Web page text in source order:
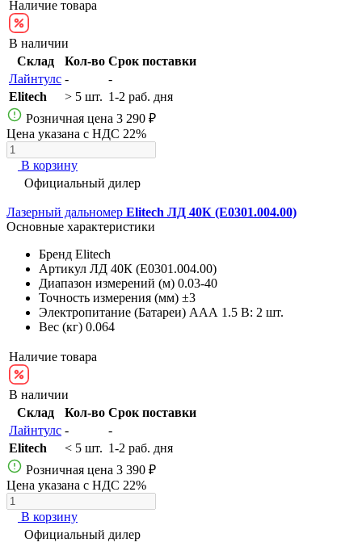
Наличие товара
В наличии
Склад
Кол-во Срок поставки
Лайнтулс -
-
Elitech
> 5 шт. 1-2 раб. дня
Розничная цена 3 290 ₽
Цена указана с НДС 22%
В корзину
Официальный дилер
Лазерный дальномер Elitech ЛД 40К (E0301.004.00)
Основные характеристики
Бренд Elitech
Артикул ЛД 40К (E0301.004.00)
Диапазон измерений (м) 0.03-40
Точность измерения (мм) ±3
Электропитание (Батареи) AAА 1.5 В: 2 шт.
Вес (кг) 0.064
Наличие товара
В наличии
Склад
Кол-во Срок поставки
Лайнтулс -
-
Elitech
< 5 шт. 1-2 раб. дня
Розничная цена 3 390 ₽
Цена указана с НДС 22%
В корзину
Официальный дилер